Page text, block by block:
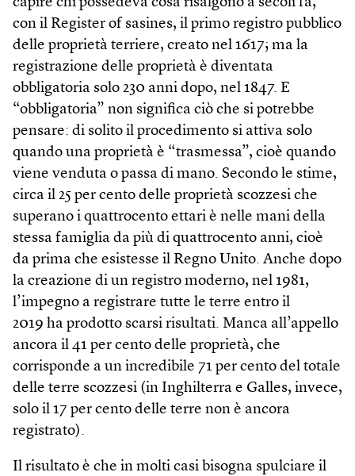
con il Register of sasines, il primo registro pubblico
delle proprietà terriere, creato nel 1617; ma la
registrazione delle proprietà è diventata
obbligatoria solo 230 anni dopo, nel 1847. E
“obbligatoria” non significa ciò che si potrebbe
pensare: di solito il procedimento si attiva solo
quando una proprietà è “trasmessa”, cioè quando
viene venduta o passa di mano. Secondo le stime,
circa il 25 per cento delle proprietà scozzesi che
superano i quattrocento ettari è nelle mani della
stessa famiglia da più di quattrocento anni, cioè
da prima che esistesse il Regno Unito. Anche dopo
la creazione di un registro moderno, nel 1981,
l’impegno a registrare tutte le terre entro il
2019 ha prodotto scarsi risultati. Manca all’appello
ancora il 41 per cento delle proprietà, che
corrisponde a un incredibile 71 per cento del totale
delle terre scozzesi (in Inghilterra e Galles, invece,
solo il 17 per cento delle terre non è ancora
registrato).
Il risultato è che in molti casi bisogna spulciare il